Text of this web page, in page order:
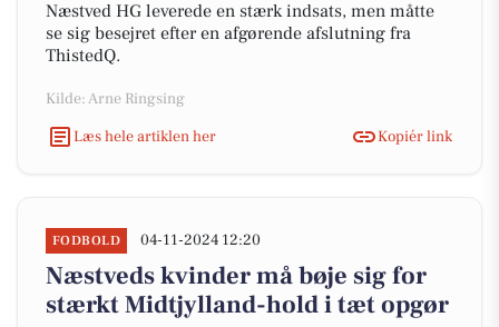
Næstved HG leverede en stærk indsats, men måtte
se sig besejret efter en afgørende afslutning fra
ThistedQ.
Kilde: Arne Ringsing
Læs hele artiklen her
Kopiér link
FODBOLD 04-11-2024 12:20
Næstveds kvinder må bøje sig for
stærkt Midtjylland-hold i tæt opgør